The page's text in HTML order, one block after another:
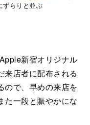
ずらりと並ぶ
新宿オリジナル
来店者に配布される
ので、早めの来店を
た一段と賑やかにな